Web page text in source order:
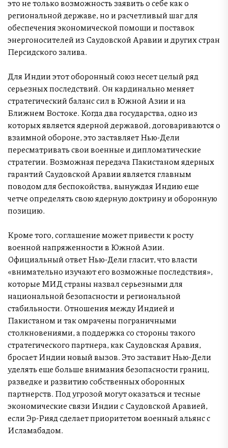
это не только возможность заявить о себе как о
региональной державе, но и расчетливый шаг для
обеспечения экономической помощи и поставок
энергоносителей из Саудовской Аравии и других стран
Персидского залива.
Для Индии этот оборонный союз несет целый ряд
серьезных последствий. Он кардинально меняет
стратегический баланс сил в Южной Азии и на
Ближнем Востоке. Когда два государства, одно из
которых является ядерной державой, договариваются о
взаимной обороне, это заставляет Нью-Дели
пересматривать свои военные и дипломатические
стратегии. Возможная передача Пакистаном ядерных
гарантий Саудовской Аравии является главным
поводом для беспокойства, вынуждая Индию еще
четче определять свою ядерную доктрину и оборонную
позицию.
Кроме того, соглашение может привести к росту
военной напряженности в Южной Азии.
Официальный ответ Нью-Дели гласит, что власти
«внимательно изучают его возможные последствия»,
которые МИД страны назвал серьезными для
национальной безопасности и региональной
стабильности. Отношения между Индией и
Пакистаном и так омрачены пограничными
столкновениями, а поддержка со стороны такого
стратегического партнера, как Саудовская Аравия,
бросает Индии новый вызов. Это заставит Нью-Дели
уделять еще больше внимания безопасности границ,
разведке и развитию собственных оборонных
партнерств. Под угрозой могут оказаться и тесные
экономические связи Индии с Саудовской Аравией,
если Эр-Рияд сделает приоритетом военный альянс с
Исламабадом.